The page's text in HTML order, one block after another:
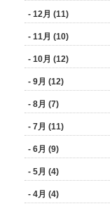
- 12月 (11)
- 11月 (10)
- 10月 (12)
- 9月 (12)
- 8月 (7)
- 7月 (11)
- 6月 (9)
- 5月 (4)
- 4月 (4)